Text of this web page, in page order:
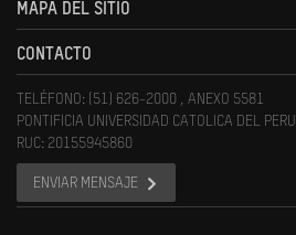
MAPA DEL SITIO
CONTACTO
TELÉFONO: (51) 626-2000 , ANEXO 5581
PONTIFICIA UNIVERSIDAD CATOLICA DEL PERU
RUC: 20155945860
ENVIAR MENSAJE